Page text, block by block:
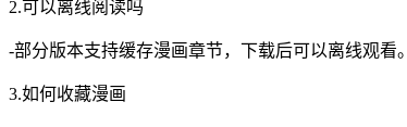
2.可以离线阅读吗
-部分版本支持缓存漫画章节，下载后可以离线观看。
3.如何收藏漫画